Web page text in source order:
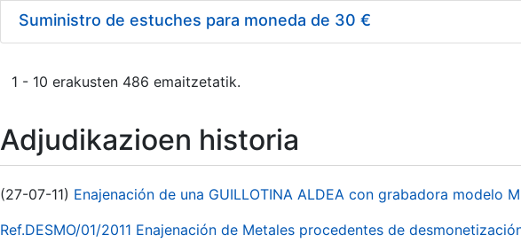
Suministro de estuches para moneda de 30 €
1 - 10 erakusten 486 emaitzetatik.
Adjudikazioen historia
(27-07-11) Enajenación de una GUILLOTINA ALDEA con grabadora modelo
Ref.DESMO/01/2011 Enajenación de Metales procedentes de